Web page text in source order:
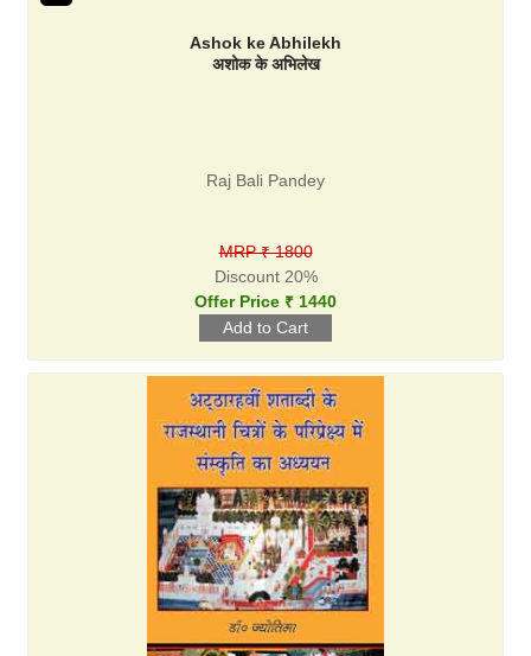
Ashok ke Abhilekh
अशोक के अभिलेख
Raj Bali Pandey
MRP ₹ 1800
Discount 20%
Offer Price ₹ 1440